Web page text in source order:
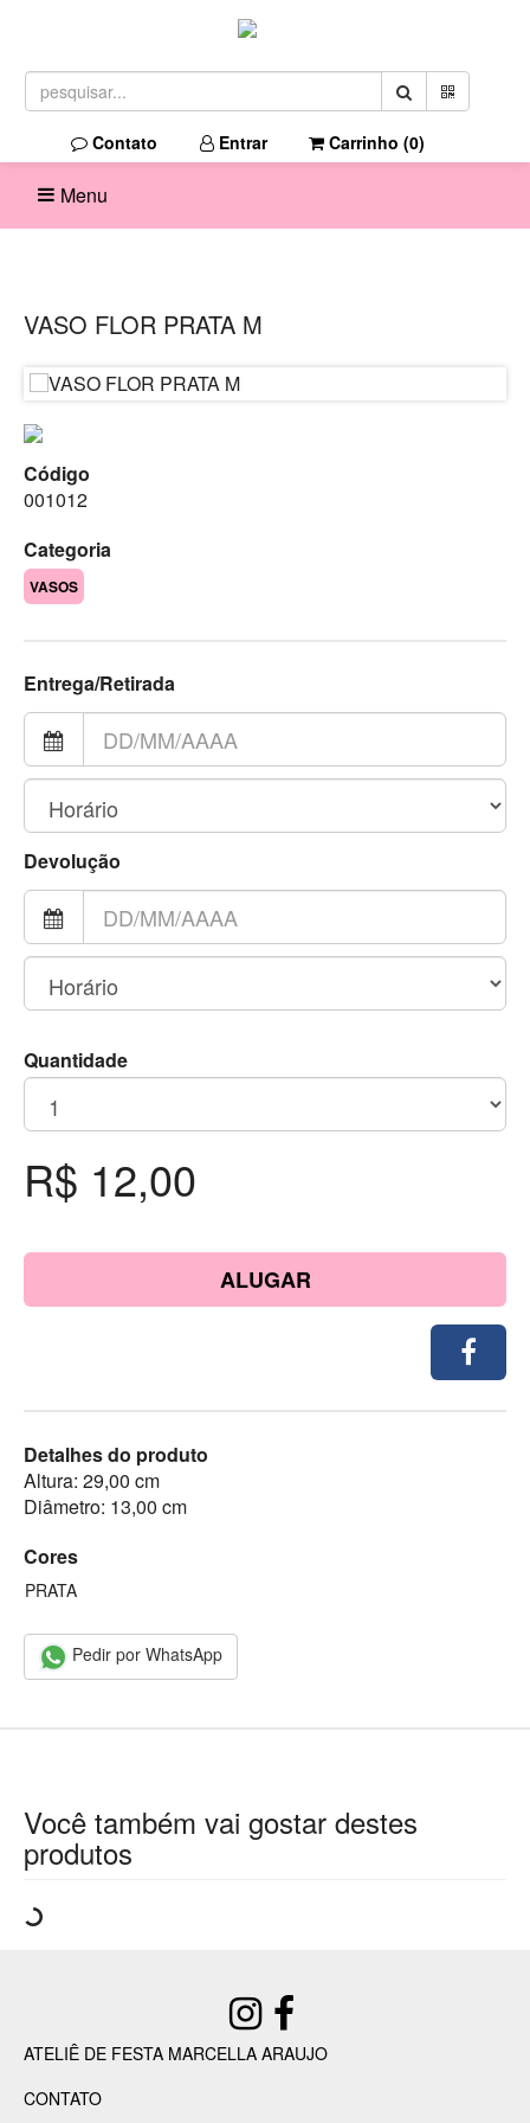
Contato Entrar Carrinho (0)
Menu
VASO FLOR PRATA M
Código
001012
Categoria
VASOS
Entrega/Retirada
Devolução
Quantidade
R$ 12,00
ALUGAR
Detalhes do produto
Altura: 29,00 cm
Diâmetro: 13,00 cm
Cores
PRATA
Pedir por WhatsApp
Você também vai gostar destes
produtos
ATELIÊ DE FESTA MARCELLA ARAUJO
CONTATO